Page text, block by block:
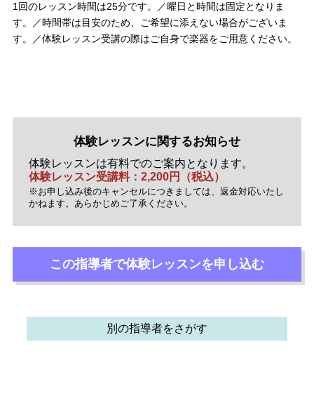
1回のレッスン時間は25分です。／曜日と時間は固定となりま
す。／時間帯は目安のため、ご希望に添えない場合がございま
す。／体験レッスン受講の際はご自身で楽器をご用意ください。
体験レッスンに関するお知らせ
体験レッスンは有料でのご案内となります。
体験レッスン受講料：2,200円（税込）
※お申し込み後のキャンセルにつきましては、返金対応いたし
かねます。あらかじめご了承ください。
この指導者で体験レッスンを申し込む
別の指導者をさがす